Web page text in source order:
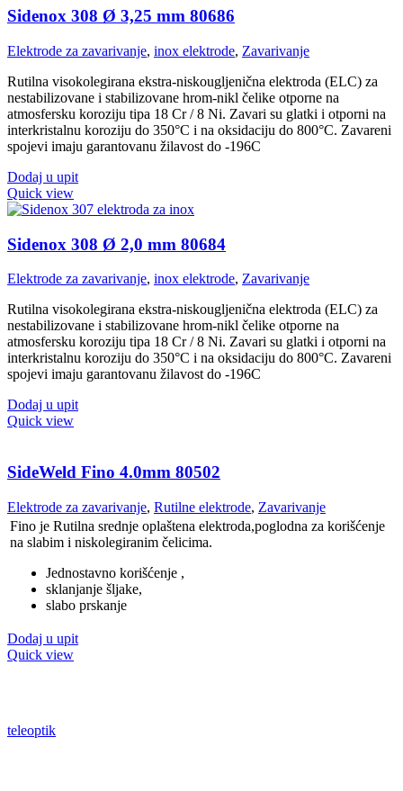
Sidenox 308 Ø 3,25 mm 80686
Elektrode za zavarivanje, inox elektrode, Zavarivanje
Rutilna visokolegirana ekstra-niskougljenična elektroda (ELC) za
nestabilizovane i stabilizovane hrom-nikl čelike otporne na
atmosfersku koroziju tipa 18 Cr / 8 Ni. Zavari su glatki i otporni na
interkristalnu koroziju do 350°C i na oksidaciju do 800°C. Zavareni
spojevi imaju garantovanu žilavost do -196C
Dodaj u upit
Quick view
Sidenox 308 Ø 2,0 mm 80684
Elektrode za zavarivanje, inox elektrode, Zavarivanje
Rutilna visokolegirana ekstra-niskougljenična elektroda (ELC) za
nestabilizovane i stabilizovane hrom-nikl čelike otporne na
atmosfersku koroziju tipa 18 Cr / 8 Ni. Zavari su glatki i otporni na
interkristalnu koroziju do 350°C i na oksidaciju do 800°C. Zavareni
spojevi imaju garantovanu žilavost do -196C
Dodaj u upit
Quick view
SideWeld Fino 4.0mm 80502
Elektrode za zavarivanje, Rutilne elektrode, Zavarivanje
Fino je Rutilna srednje oplaštena elektroda,poglodna za korišćenje
na slabim i niskolegiranim čelicima.
Jednostavno korišćenje ,
sklanjanje šljake,
slabo prskanje
Dodaj u upit
Quick view
teleoptik